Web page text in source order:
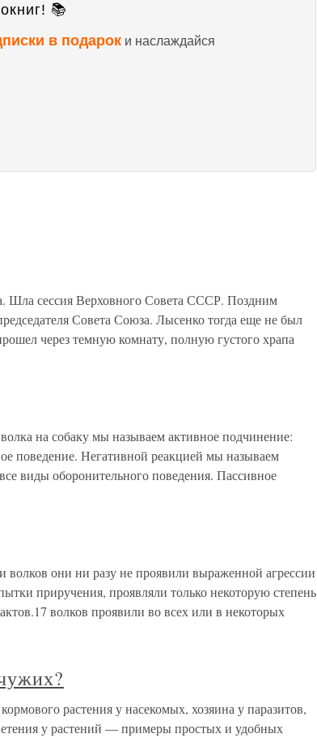
📚
в подарок и наслаждайся
сессия Верховного Совета СССР. Поздним
Совета Союза. Лысенко тогда еще не был
через темную комнату, полную густого храпа
на собаку мы называем активное подчинение:
поведение. Негативной реакцией мы называем
виды оборонительного поведения. Пассивное
волков они ни разу не проявили выраженной агрессии
приручения, проявляли только некоторую степень
волков проявили во всех или в некоторых
растения у насекомых, хозяина у паразитов,
у растений — примеры простых и удобных